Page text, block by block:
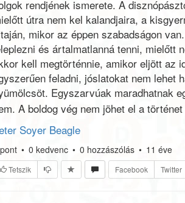
rendjének ismerete. A
útra nem kel kalandjaira, a
mikor az éppen szabadságon
és ártalmatlanná tenni, mielőtt
kell megtörténnie, amikor eljött az
feladni, jóslatokat nem lehet
Egyszarvúak maradhatnak
A boldog vég nem jöhet el a
Soyer Beagle
pont • 0 kedvenc • 0 hozzászólás • 11 éve
Tetszik Facebook Twitter